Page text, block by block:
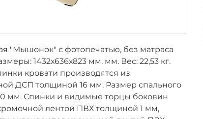
"Мышонок" с фотопечатью, без матраса
1432х636х823 мм. мм. Вес: 22,53 кг.
кровати производятся из
ДСП толщиной 16 мм. Размер спального
мм. Спинки и видимые торцы боковин
лентой ПВХ толщиной 1 мм,